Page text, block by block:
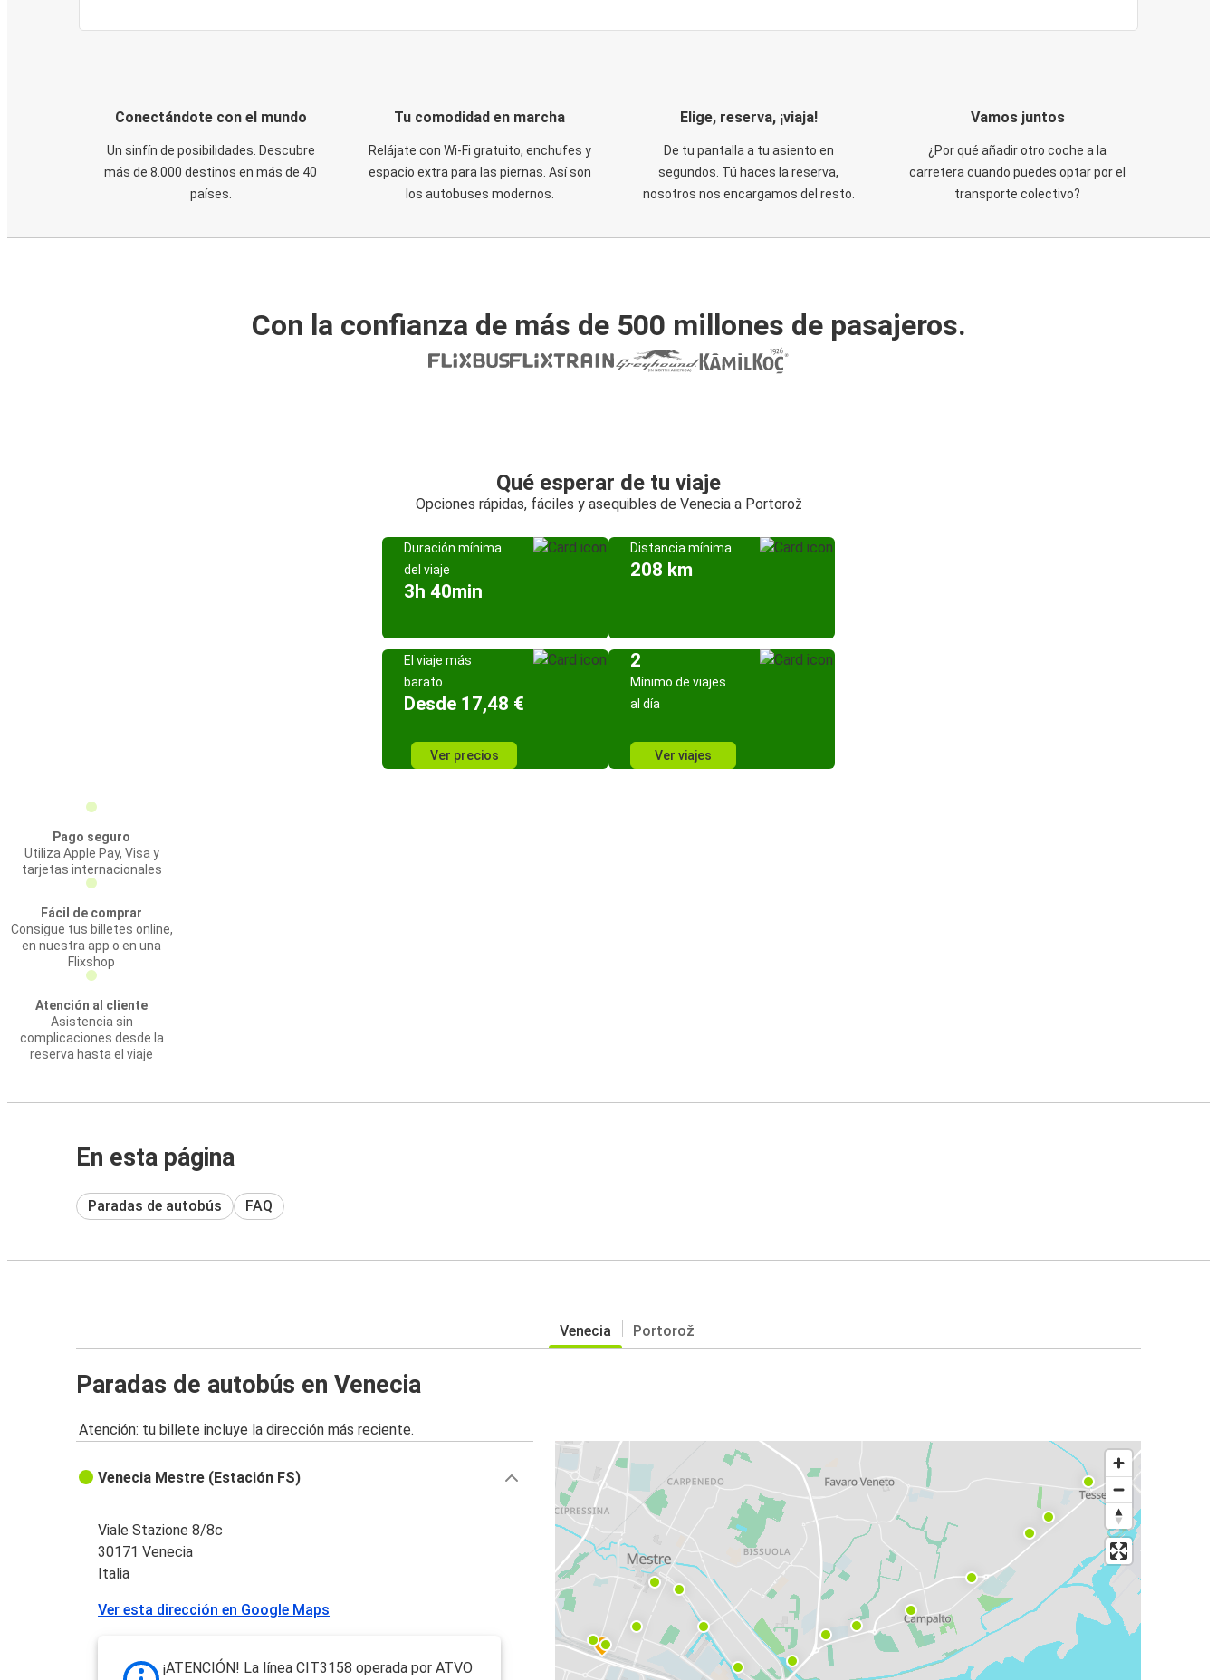
Conectándote con el mundo
Un sinfín de posibilidades. Descubre
más de 8.000 destinos en más de 40
países.
Tu comodidad en marcha
Relájate con Wi-Fi gratuito, enchufes y
espacio extra para las piernas. Así son
los autobuses modernos.
Elige, reserva, ¡viaja!
De tu pantalla a tu asiento en
segundos. Tú haces la reserva,
nosotros nos encargamos del resto.
Vamos juntos
¿Por qué añadir otro coche a la
carretera cuando puedes optar por el
transporte colectivo?
Con la confianza de más de 500 millones de pasajeros.
Qué esperar de tu viaje
Opciones rápidas, fáciles y asequibles de Venecia a Portorož
Duración mínima
del viaje
3h 40min
Distancia mínima
208 km
El viaje más
barato
Desde 17,48 €
Ver precios
2
Mínimo de viajes
al día
Ver viajes
Pago seguro
Utiliza Apple Pay, Visa y
tarjetas internacionales
Fácil de comprar
Consigue tus billetes online,
en nuestra app o en una
Flixshop
Atención al cliente
Asistencia sin
complicaciones desde la
reserva hasta el viaje
En esta página
Paradas de autobús FAQ
Venecia Portorož
Paradas de autobús en Venecia
Atención: tu billete incluye la dirección más reciente.
Venecia Mestre (Estación FS)
Viale Stazione 8/8c
30171 Venecia
Italia
Ver esta dirección en Google Maps
¡ATENCIÓN! La línea CIT3158 operada por ATVO